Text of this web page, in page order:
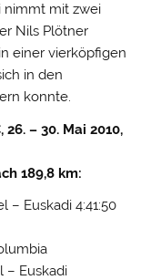
nimmt mit zwei
Nils Plötner
einer vierköpfigen
in den
konnte.
– 30. Mai 2010,
189,8 km:
– Euskadi 4:41:50
– Euskadi